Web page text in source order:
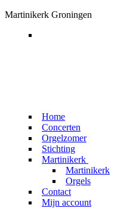
Ga
Menu
Sluiten
Martinikerk Groningen
Home
Concerten
Orgelzomer
Stichting
Martinikerk
Martinikerk
Orgels
Contact
Mijn account